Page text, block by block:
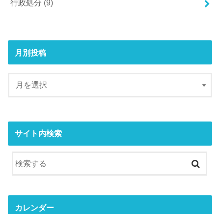
行政処分 (9)
月別投稿
サイト内検索
カレンダー